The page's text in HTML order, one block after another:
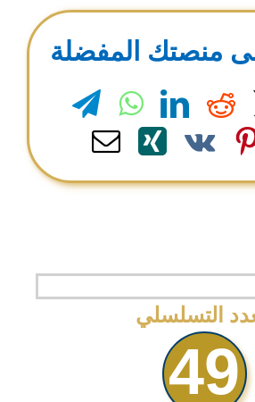
منصتك المفضلة
X
Reddit
LinkedIn
Pinterest
Vk
Xing
Email
التسلسلي
49